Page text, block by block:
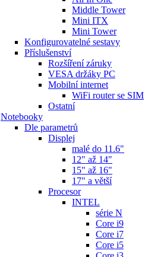
Middle Tower
Mini ITX
Mini Tower
Konfigurovatelné sestavy
Příslušenství
Rozšíření záruky
VESA držáky PC
Mobilní internet
WiFi router se SIM
Ostatní
Notebooky
Dle parametrů
Displej
malé do 11.6"
12" až 14"
15" až 16"
17" a větší
Procesor
INTEL
série N
Core i9
Core i7
Core i5